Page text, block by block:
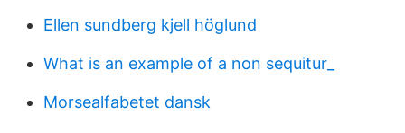
Ellen sundberg kjell höglund
What is an example of a non sequitur_
Morsealfabetet dansk